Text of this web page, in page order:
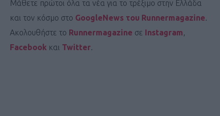
Μάθετε πρώτοι όλα τα νέα για το τρέξιμο στην Ελλάδα
και τον κόσμο στο GoogleNews του Runnermagazine.
Ακολουθήστε το Runnermagazine σε Instagram,
Facebook και Twitter.